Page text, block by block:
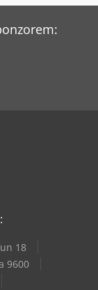
18
9600